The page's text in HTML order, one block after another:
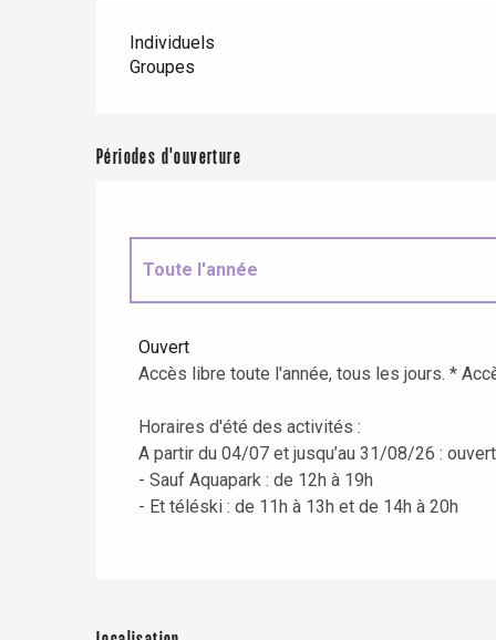
Individuels
Groupes
Périodes d'ouverture
Toute l'année
Ouvert
Accès libre toute l'année, tous les jours. *
Horaires d'été des activités :
A partir du 04/07 et jusqu’au 31/08/26 :
- Sauf Aquapark : de 12h à 19h
- Et téléski : de 11h à 13h et de 14h à 20h